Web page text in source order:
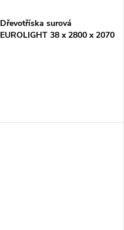
Dřevotříska surová
EUROLIGHT 38 x 2800 x 2070